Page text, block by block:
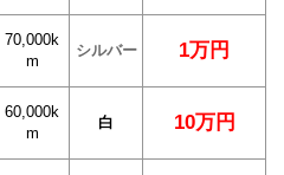
70,000k
m
シルバー 1万円
60,000k
m
白 10万円